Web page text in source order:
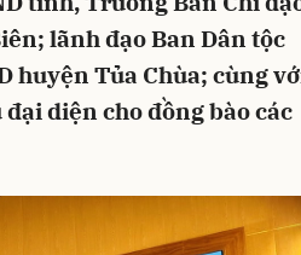
lãnh đạo Ban Dân tộc
huyện Tủa Chùa; cùng
diện cho đồng bào các